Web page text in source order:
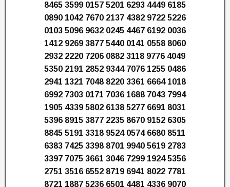
8465 3599 0157 5201 6293 4449 6185
0890 1042 7670 2137 4382 9722 5226
0103 5096 9632 0245 4467 6192 0036
1412 9269 3877 5440 0141 0558 8060
2932 2220 7206 0882 3118 9776 4049
5350 2191 2852 9344 7076 1255 0486
2941 1321 7048 8220 3361 6664 1018
6992 7303 0171 7036 1688 7043 7994
1905 4339 5802 6138 5277 6691 8031
5396 8915 3877 2235 8670 9152 6305
8845 5191 3318 9524 0574 6680 8511
6383 7425 3398 8701 9940 5619 2783
3397 7075 3661 3046 7299 1924 5356
2751 3516 6552 8719 6941 8022 7781
8721 1887 5236 6501 4481 4336 9070